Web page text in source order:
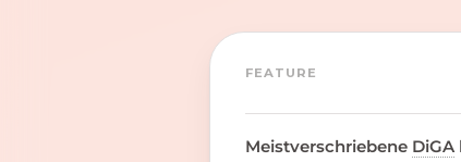
FEATURE
Meistverschriebene DiGA